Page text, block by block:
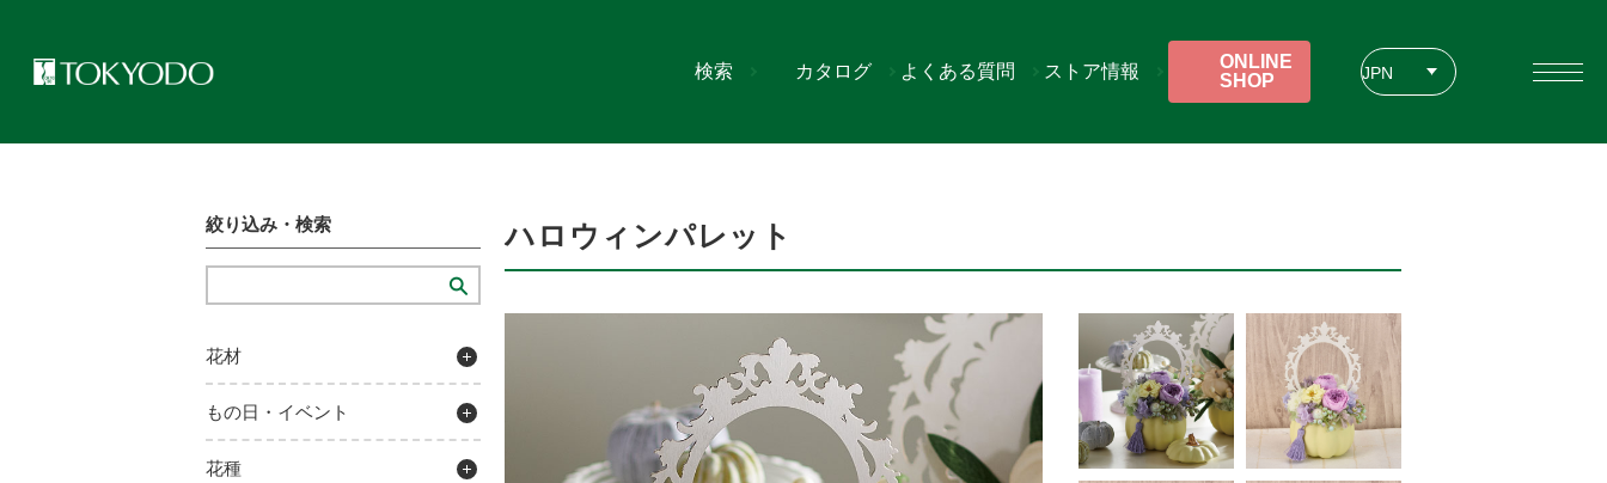
検索 JPN
カタログ よくある質問 ストア情報
ONLINE
SHOP
絞り込み・検索
花材
もの日・イベント
花種
ハロウィンパレット